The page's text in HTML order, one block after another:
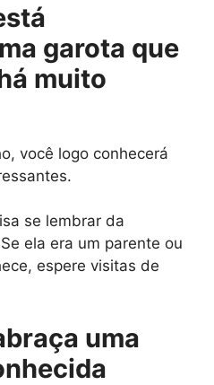
garota que
muito
você logo conhecerá
se lembrar da
ela era um parente ou
espere visitas de
uma